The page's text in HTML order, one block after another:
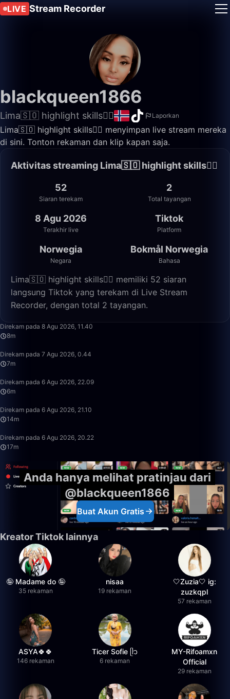
LIVE Stream Recorder
blackqueen1866
Lima🇸🇴 highlight skills✌🏽 Laporkan
Lima🇸🇴 highlight skills✌🏽 menyimpan live stream mereka
di sini. Tonton rekaman dan klip kapan saja.
Aktivitas streaming Lima🇸🇴 highlight skills✌🏽
52
Siaran terekam
2
Total tayangan
8 Agu 2026
Terakhir live
Tiktok
Platform
Norwegia
Negara
Bokmål Norwegia
Bahasa
Lima🇸🇴 highlight skills✌🏽 memiliki 52 siaran
langsung Tiktok yang terekam di Live Stream
Recorder, dengan total 2 tayangan.
Direkam pada 8 Agu 2026, 11.40
8m
Direkam pada 7 Agu 2026, 0.44
7m
Direkam pada 6 Agu 2026, 22.09
6m
Direkam pada 6 Agu 2026, 21.10
14m
Direkam pada 6 Agu 2026, 20.22
17m
Anda hanya melihat pratinjau dari
@blackqueen1866
Buat Akun Gratis
Kreator Tiktok lainnya
🤪 Madame do 🤪
35 rekaman
nisaa
19 rekaman
🤍Zuzia🤍 ig:
zuzkqpl
57 rekaman
ASYA🍀🍀
146 rekaman
Ticer Sofie ᥫ᭡
6 rekaman
MY-Rifoamxn
Official
29 rekaman